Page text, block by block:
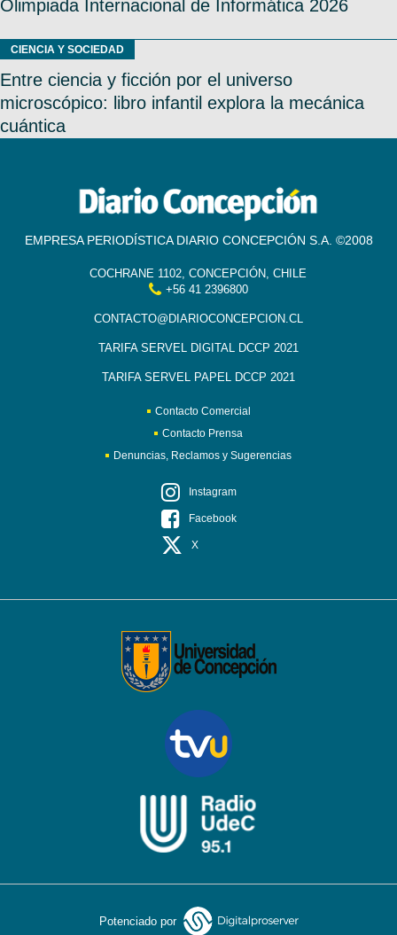
Olimpiada Internacional de Informática 2026
CIENCIA Y SOCIEDAD
Entre ciencia y ficción por el universo
microscópico: libro infantil explora la mecánica
cuántica
EMPRESA PERIODÍSTICA DIARIO CONCEPCIÓN S.A. ©2008
COCHRANE 1102, CONCEPCIÓN, CHILE
+56 41 2396800
CONTACTO@DIARIOCONCEPCION.CL
TARIFA SERVEL DIGITAL DCCP 2021
TARIFA SERVEL PAPEL DCCP 2021
Contacto Comercial
Contacto Prensa
Denuncias, Reclamos y Sugerencias
Instagram
Facebook
X
Potenciado por